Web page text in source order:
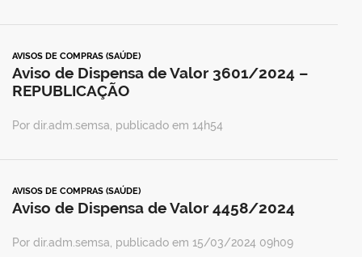
AVISOS DE COMPRAS (SAÚDE)
Aviso de Dispensa de Valor 3601/2024 –
REPUBLICAÇÃO
Por dir.adm.semsa, publicado em 14h54
AVISOS DE COMPRAS (SAÚDE)
Aviso de Dispensa de Valor 4458/2024
Por dir.adm.semsa, publicado em 15/03/2024 09h09